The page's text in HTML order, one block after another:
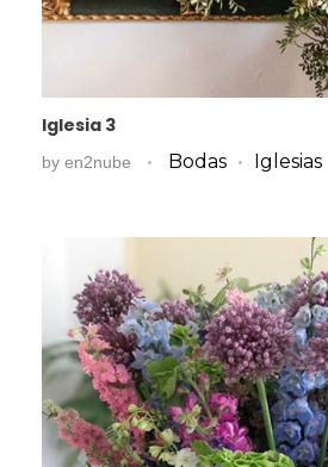
Iglesia 3
by en2nube Bodas Iglesias